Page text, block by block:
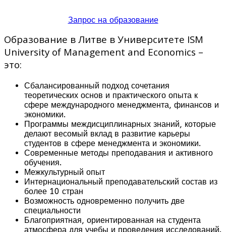
Запрос на образование
Образование в Литве в Университете ISM
University of Management and Economics –
это:
Сбалансированный подход сочетания
теоретических основ и практического опыта к
сфере международного менеджмента, финансов и
экономики.
Программы междисциплинарных знаний, которые
делают весомый вклад в развитие карьеры
студентов в сфере менеджмента и экономики.
Современные методы преподавания и активного
обучения.
Межкультурный опыт
Интернациональный преподавательский состав из
более 10 стран
Возможность одновременно получить две
специальности
Благоприятная, ориентированная на студента
атмосфера для учебы и проведения исследований.